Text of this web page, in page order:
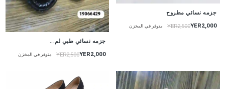
جزمه نسائي مطروح
YER2,000
YER2,500 متوفر في المخزن
جزمه نسائي طبي لم...
YER2,000
YER2,500 متوفر في المخزن